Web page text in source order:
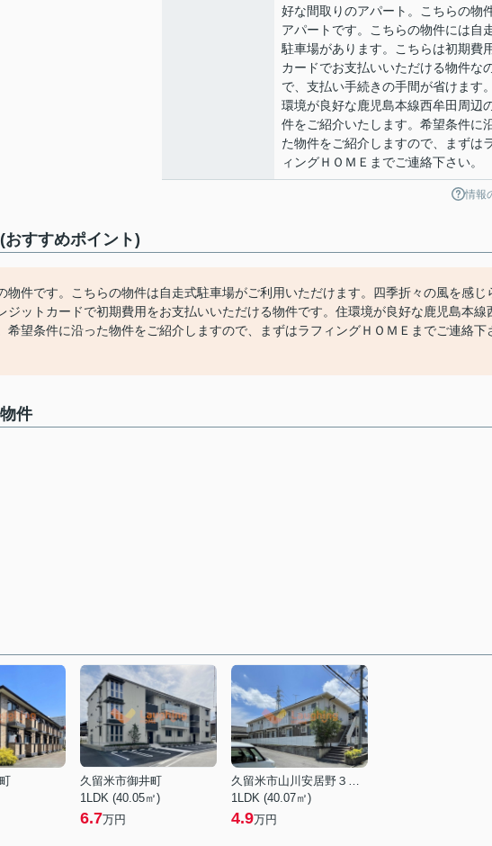
好な間取りのアパート。こちらの物
アパートです。こちらの物件には自
駐車場があります。こちらは初期費
カードでお支払いいただける物件な
で、支払い手続きの手間が省けます
環境が良好な鹿児島本線西牟田周辺
件をご紹介いたします。希望条件に
た物件をご紹介しますので、まずは
ィングＨＯＭＥまでご連絡下さい。
情報
すすめポイント)
物件です。こちらの物件は自走式駐車場がご利用いただけます。四季折々の風を感じ
ジットカードで初期費用をお支払いいただける物件です。住環境が良好な鹿児島本線
望条件に沿った物件をご紹介しますので、まずはラフィングＨＯＭＥまでご連絡下
件
久留米市御井町
1LDK (40.05㎡)
6.7万円
久留米市山川安居野３丁目
1LDK (40.07㎡)
4.9万円